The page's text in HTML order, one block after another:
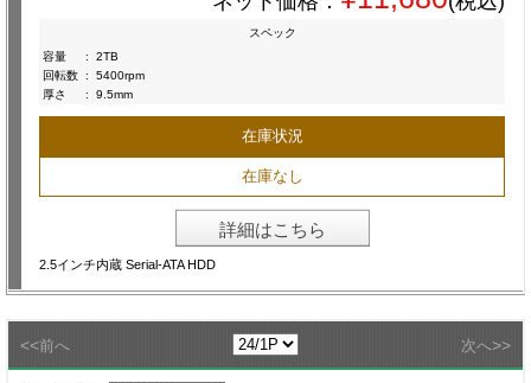
スペック
容量
:
2TB
回転数 :
5400rpm
厚さ
: 9.5mm
在庫状況
在庫なし
詳細はこちら
2.5インチ内蔵 Serial-ATA HDD
<<前へ 次へ>>